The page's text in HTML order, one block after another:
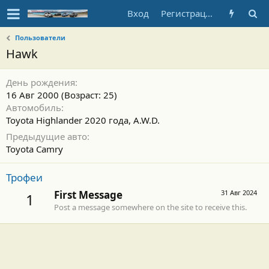
Вход Регистрация
Пользователи
Hawk
День рождения
16 Авг 2000 (Возраст: 25)
Автомобиль
Toyota Highlander 2020 года, A.W.D.
Предыдущие авто
Toyota Camry
Трофеи
1 31 Авг 2024
First Message
Post a message somewhere on the site to receive this.